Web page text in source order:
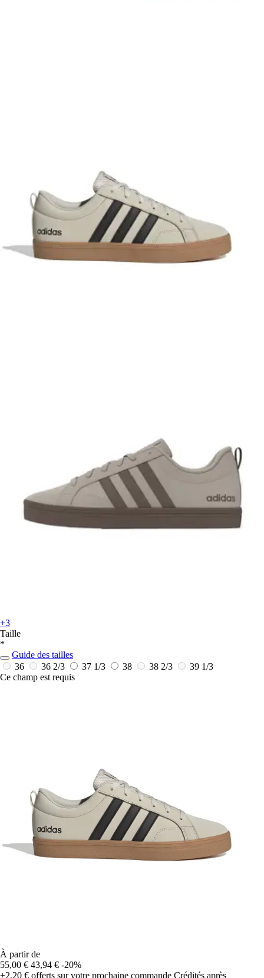
+3
Taille
*
Guide des tailles
36
36 2/3 37 1/3 38 38 2/3
39 1/3
Ce champ est requis
À partir de
55,00 € 43,94 € -20%
+2,20 € offerts sur votre prochaine commande Crédités après